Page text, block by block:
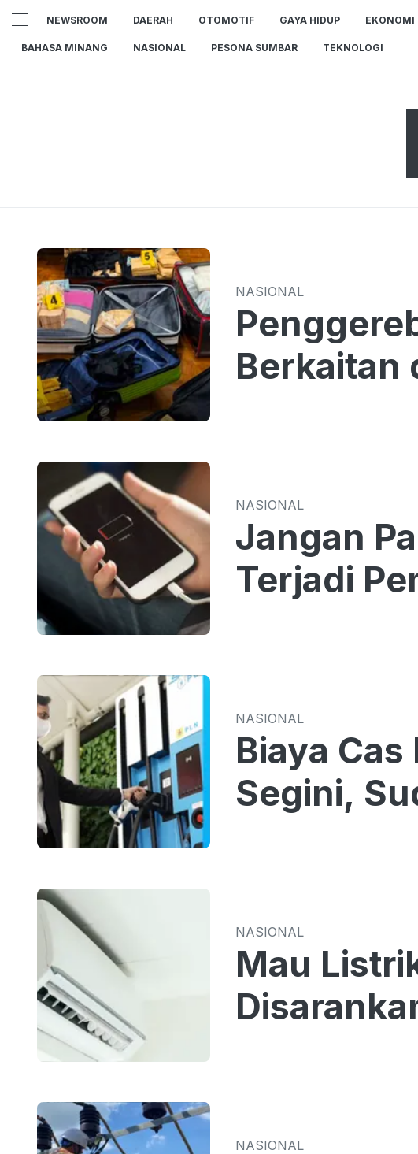
NEWSROOM DAERAH OTOMOTIF GAYA HIDUP EKONOMI
BAHASA MINANG NASIONAL PESONA SUMBAR TEKNOLOGI
NASIONAL
Berkaitan
NASIONAL
Jangan
Terjadi
NASIONAL
Biaya
Segini,
NASIONAL
Mau
NASIONAL